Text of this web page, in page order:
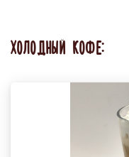
ХОЛОДНЫЙ КОФЕ: